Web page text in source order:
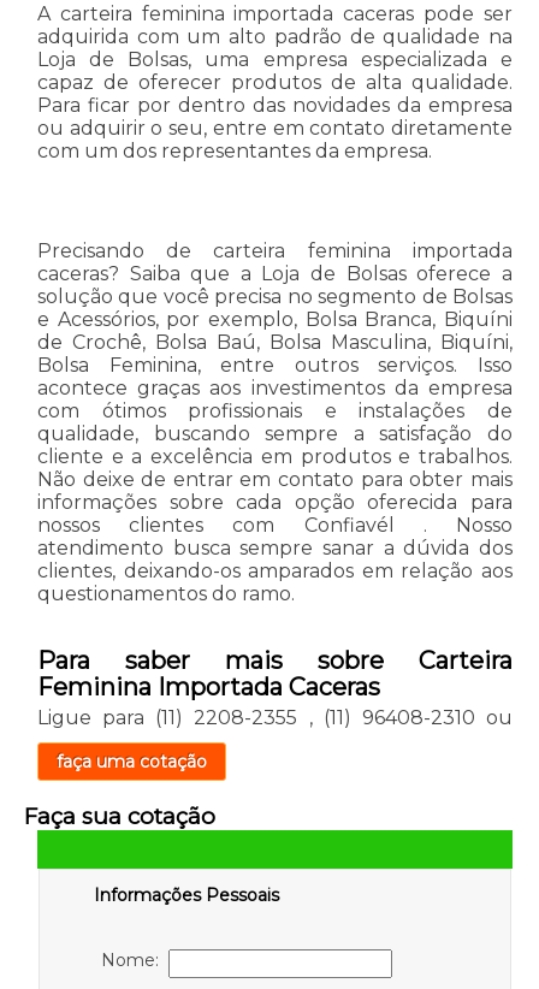
A carteira feminina importada caceras pode ser
adquirida com um alto padrão de qualidade na
Loja de Bolsas, uma empresa especializada e
capaz de oferecer produtos de alta qualidade.
Para ficar por dentro das novidades da empresa
ou adquirir o seu, entre em contato diretamente
com um dos representantes da empresa.
Precisando de carteira feminina importada
caceras? Saiba que a Loja de Bolsas oferece a
solução que você precisa no segmento de Bolsas
e Acessórios, por exemplo, Bolsa Branca, Biquíni
de Crochê, Bolsa Baú, Bolsa Masculina, Biquíni,
Bolsa Feminina, entre outros serviços. Isso
acontece graças aos investimentos da empresa
com ótimos profissionais e instalações de
qualidade, buscando sempre a satisfação do
cliente e a excelência em produtos e trabalhos.
Não deixe de entrar em contato para obter mais
informações sobre cada opção oferecida para
nossos clientes com Confiavél . Nosso
atendimento busca sempre sanar a dúvida dos
clientes, deixando-os amparados em relação aos
questionamentos do ramo.
Para saber mais sobre Carteira
Feminina Importada Caceras
Ligue para (11) 2208-2355 , (11) 96408-2310 ou
faça uma cotação
Faça sua cotação
Informações Pessoais
Nome: